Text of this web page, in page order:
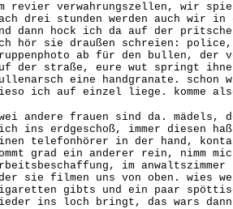
revier verwahrungszellen, wir
drei stunden werden auch wir
dann hock ich da auf der
hör sie draußen schreien:
ab für den bullen,
der straße, eure wut springt
eine handgranate. schon
ich auf einzel liege. komme
andere frauen sind da. mädels,
ins erdgeschoß, immer diesen
telefonhörer in der hand,
grad ein anderer rein, nimm
im
sie filmen uns von oben. wies
gibts und ein paar
ins loch bringt, das wars